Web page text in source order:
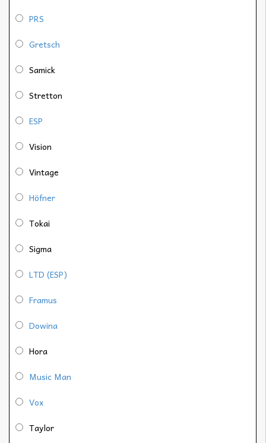
PRS
Gretsch
Samick
Stretton
ESP
Vision
Vintage
Höfner
Tokai
Sigma
LTD (ESP)
Framus
Dowina
Hora
Music Man
Vox
Taylor